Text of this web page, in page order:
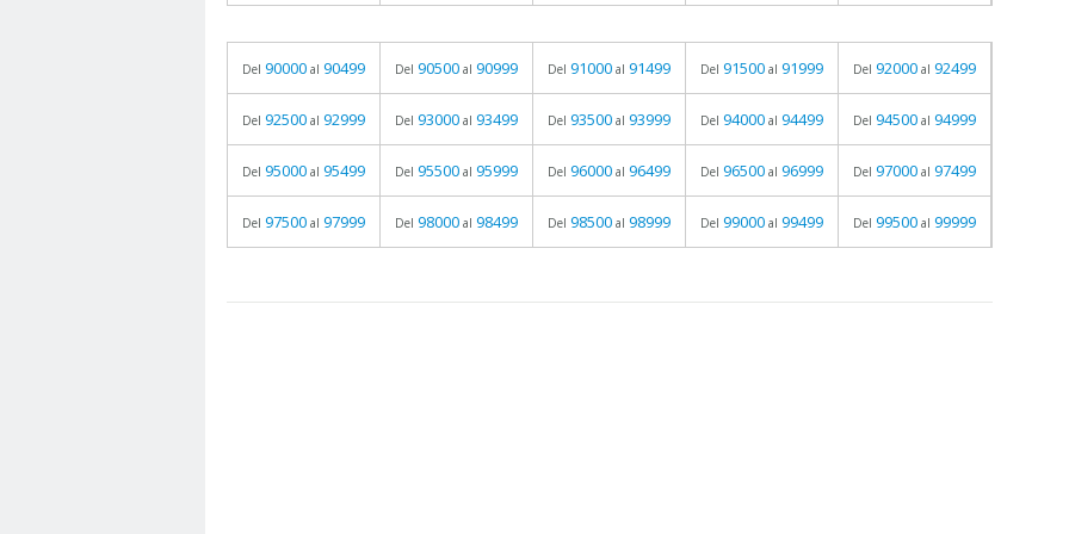
Del 90000 al 90499 Del 90500 al 90999 Del 91000 al 91499 Del 91500 al 91999 Del 92000 al 92499
Del 92500 al 92999 Del 93000 al 93499 Del 93500 al 93999 Del 94000 al 94499 Del 94500 al 94999
Del 95000 al 95499 Del 95500 al 95999 Del 96000 al 96499 Del 96500 al 96999 Del 97000 al 97499
Del 97500 al 97999 Del 98000 al 98499 Del 98500 al 98999 Del 99000 al 99499 Del 99500 al 99999